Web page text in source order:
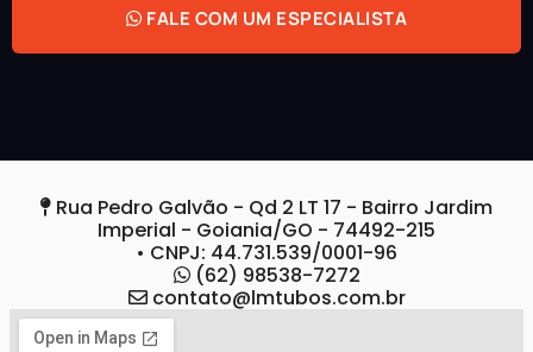
FALE COM UM ESPECIALISTA
Rua Pedro Galvão - Qd 2 LT 17 - Bairro Jardim
Imperial - Goiania/GO - 74492-215
• CNPJ: 44.731.539/0001-96
(62) 98538-7272
contato@lmtubos.com.br